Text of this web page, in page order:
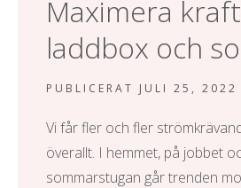
Maximera
laddbox och
PUBLICERAT JULI 25, 2022
Vi får fler och fler
överallt. I hemmet, på jobbet
sommarstugan går trenden